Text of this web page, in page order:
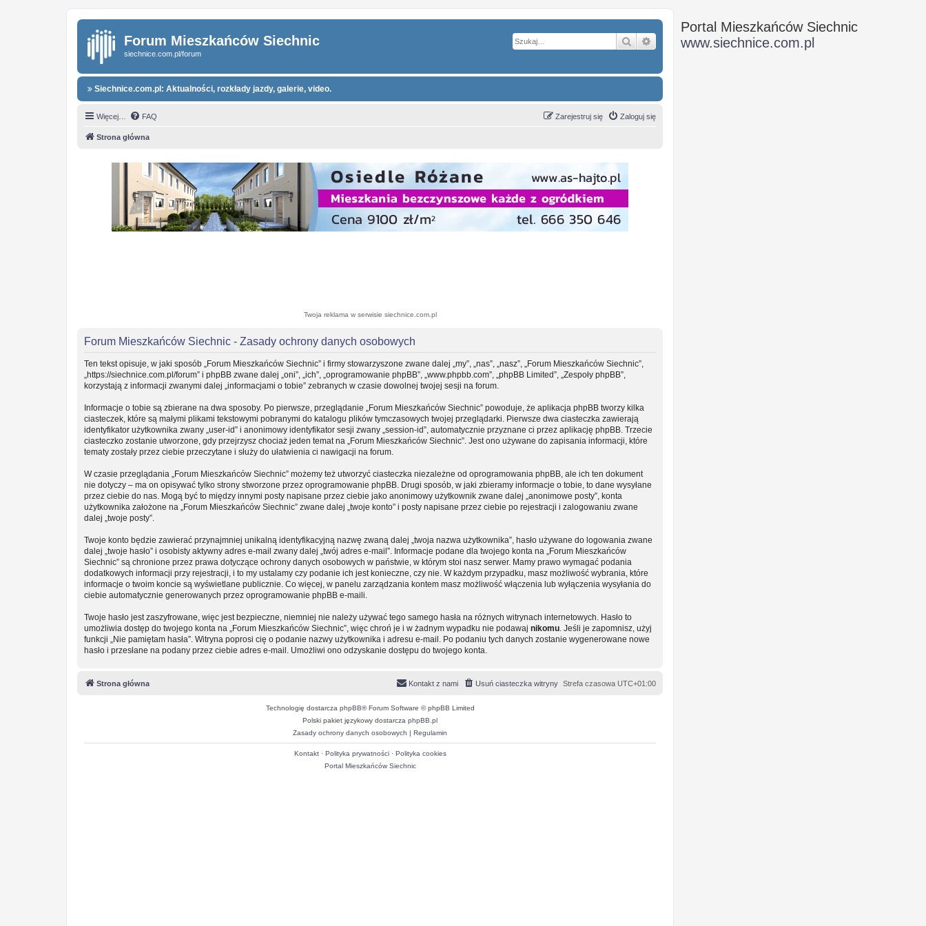
Forum Mieszkańców Siechnic
siechnice.com.pl/forum
Szukaj Wyszukiwanie zaawansowane
Siechnice.com.pl: Aktualności, rozkłady jazdy, galerie, video.
Więcej… FAQ Zaloguj się
Zarejestruj się
Strona główna
Twoja reklama w serwisie siechnice.com.pl
Forum Mieszkańców Siechnic - Zasady ochrony danych osobowych
Ten tekst opisuje, w jaki sposób „Forum Mieszkańców Siechnic” i firmy stowarzyszone zwane dalej „my”, „nas”, „nasz”, „Forum Mieszkańców Siechnic”,
„https://siechnice.com.pl/forum” i phpBB zwane dalej „oni”, „ich”, „oprogramowanie phpBB”, „www.phpbb.com”, „phpBB Limited”, „Zespoły phpBB”,
korzystają z informacji zwanymi dalej „informacjami o tobie” zebranych w czasie dowolnej twojej sesji na forum.
Informacje o tobie są zbierane na dwa sposoby. Po pierwsze, przeglądanie „Forum Mieszkańców Siechnic” powoduje, że aplikacja phpBB tworzy kilka
ciasteczek, które są małymi plikami tekstowymi pobranymi do katalogu plików tymczasowych twojej przeglądarki. Pierwsze dwa ciasteczka zawierają
identyfikator użytkownika zwany „user-id” i anonimowy identyfikator sesji zwany „session-id”, automatycznie przyznane ci przez aplikację phpBB. Trzecie
ciasteczko zostanie utworzone, gdy przejrzysz chociaż jeden temat na „Forum Mieszkańców Siechnic”. Jest ono używane do zapisania informacji, które
tematy zostały przez ciebie przeczytane i służy do ułatwienia ci nawigacji na forum.
W czasie przeglądania „Forum Mieszkańców Siechnic” możemy też utworzyć ciasteczka niezależne od oprogramowania phpBB, ale ich ten dokument
nie dotyczy – ma on opisywać tylko strony stworzone przez oprogramowanie phpBB. Drugi sposób, w jaki zbieramy informacje o tobie, to dane wysyłane
przez ciebie do nas. Mogą być to między innymi posty napisane przez ciebie jako anonimowy użytkownik zwane dalej „anonimowe posty”, konta
użytkownika założone na „Forum Mieszkańców Siechnic” zwane dalej „twoje konto” i posty napisane przez ciebie po rejestracji i zalogowaniu zwane
dalej „twoje posty”.
Twoje konto będzie zawierać przynajmniej unikalną identyfikacyjną nazwę zwaną dalej „twoja nazwa użytkownika”, hasło używane do logowania zwane
dalej „twoje hasło” i osobisty aktywny adres e-mail zwany dalej „twój adres e-mail”. Informacje podane dla twojego konta na „Forum Mieszkańców
Siechnic” są chronione przez prawa dotyczące ochrony danych osobowych w państwie, w którym stoi nasz serwer. Mamy prawo wymagać podania
dodatkowych informacji przy rejestracji, i to my ustalamy czy podanie ich jest konieczne, czy nie. W każdym przypadku, masz możliwość wybrania, które
informacje o twoim koncie są wyświetlane publicznie. Co więcej, w panelu zarządzania kontem masz możliwość włączenia lub wyłączenia wysyłania do
ciebie automatycznie generowanych przez oprogramowanie phpBB e-maili.
Twoje hasło jest zaszyfrowane, więc jest bezpieczne, niemniej nie należy używać tego samego hasła na różnych witrynach internetowych. Hasło to
umożliwia dostęp do twojego konta na „Forum Mieszkańców Siechnic”, więc chroń je i w żadnym wypadku nie podawaj nikomu . Jeśli je zapomnisz, użyj
funkcji „Nie pamiętam hasła”. Witryna poprosi cię o podanie nazwy użytkownika i adresu e-mail. Po podaniu tych danych zostanie wygenerowane nowe
hasło i przesłane na podany przez ciebie adres e-mail. Umożliwi ono odzyskanie dostępu do twojego konta.
Strona główna Strefa czasowa UTC+01:00
Usuń ciasteczka witryny
Kontakt z nami
Technologię dostarcza phpBB® Forum Software © phpBB Limited
Polski pakiet językowy dostarcza phpBB.pl
Zasady ochrony danych osobowych | Regulamin
Kontakt· Polityka prywatności· Polityka cookies
Portal Mieszkańców Siechnic
Portal Mieszkańców Siechnic
www.siechnice.com.pl